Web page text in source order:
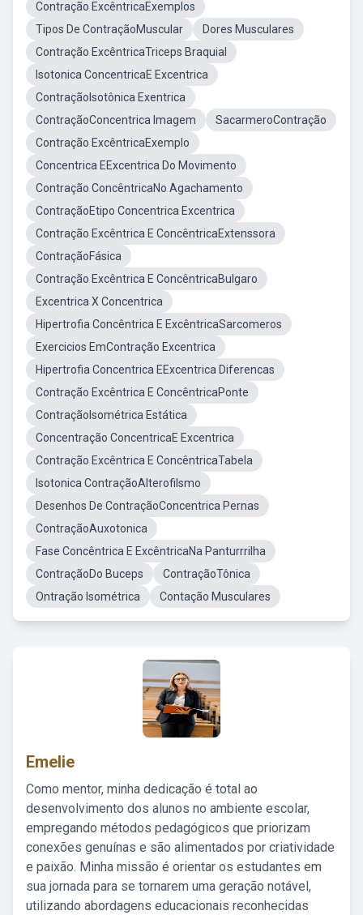
Contração ExcêntricaExemplos
Tipos De ContraçãoMuscular
Dores Musculares
Contração ExcêntricaTriceps Braquial
Isotonica ConcentricaE Excentrica
ContraçãoIsotônica Exentrica
ContraçãoConcentrica Imagem
SacarmeroContração
Contração ExcêntricaExemplo
Concentrica EExcentrica Do Movimento
Contração ConcêntricaNo Agachamento
ContraçãoEtipo Concentrica Excentrica
Contração Excêntrica E ConcêntricaExtenssora
ContraçãoFásica
Contração Excêntrica E ConcêntricaBulgaro
Excentrica X Concentrica
Hipertrofia Concêntrica E ExcêntricaSarcomeros
Exercicios EmContração Excentrica
Hipertrofia Concentrica EExcentrica Diferencas
Contração Excêntrica E ConcêntricaPonte
ContraçãoIsométrica Estática
Concentração ConcentricaE Excentrica
Contração Excêntrica E ConcêntricaTabela
Isotonica ContraçãoAlterofilsmo
Desenhos De ContraçãoConcentrica Pernas
ContraçãoAuxotonica
Fase Concêntrica E ExcêntricaNa Panturrrilha
ContraçãoDo Buceps
ContraçãoTônica
Ontração Isométrica
Contação Musculares
Emelie
Como mentor, minha dedicação é total ao
desenvolvimento dos alunos no ambiente escolar,
empregando métodos pedagógicos que priorizam
conexões genuínas e são alimentados por criatividade
e paixão. Minha missão é orientar os estudantes em
sua jornada para se tornarem uma geração notável,
utilizando abordagens educacionais reconhecidas